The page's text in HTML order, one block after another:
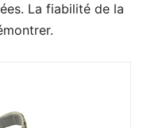
La fiabilité de la